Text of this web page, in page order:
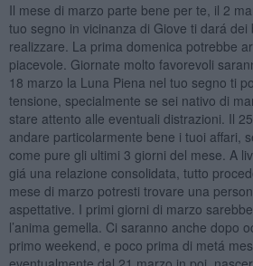
Il mese di marzo parte bene per te, il 2
tuo segno in vicinanza di Giove ti dará
realizzare. La prima domenica potrebbe
piacevole. Giornate molto favorevoli
18 marzo la Luna Piena nel tuo segno ti
tensione, specialmente se sei nativo di
stare attento alle eventuali distrazioni. Il
andare particolarmente bene i tuoi affari,
come pure gli ultimi 3 giorni del mese. A
giá una relazione consolidata, tutto
mese di marzo potresti trovare una
aspettative. I primi giorni di marzo
l’anima gemella. Ci saranno anche dopo
primo weekend, e poco prima di metá